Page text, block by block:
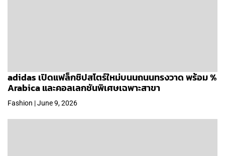
adidas เปิดแฟล็กชิปสโตร์ใหม่บนนถนนทรงวาด พร้อม %
Arabica และคอลเลกชันพิเศษเฉพาะสาขา
Fashion | June 9, 2026